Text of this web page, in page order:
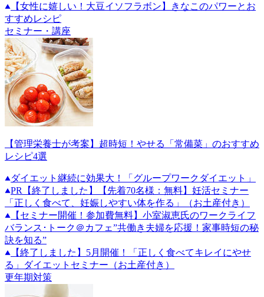
【女性に嬉しい！大豆イソフラボン】きなこのパワーとお
すすめレシピ
セミナー・講座
【管理栄養士が考案】超時短！やせる「常備菜」のおすすめ
レシピ4選
ダイエット継続に効果大！「グループワークダイエット」
PR
【終了しました】【先着70名様：無料】妊活セミナー
「正しく食べて、妊娠しやすい体を作る」（お土産付き）
【セミナー開催！参加費無料】小室淑恵氏のワークライフ
バランス･トーク＠カフェ”共働き夫婦を応援！家事時短の秘
訣を知る”
【終了しました】5月開催！「正しく食べてキレイにやせ
る」ダイエットセミナー（お土産付き）
更年期対策